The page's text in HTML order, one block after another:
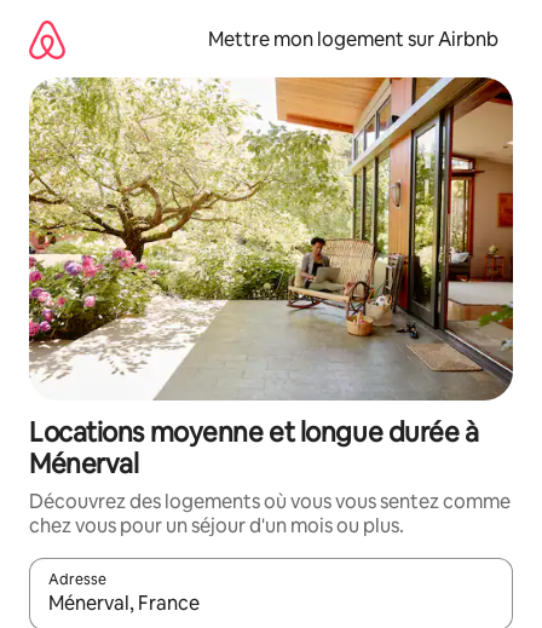
directement
contenu
Mettre mon logement sur Airbnb
Locations moyenne et longue durée à
Ménerval
Découvrez des logements où vous vous sentez comme
chez vous pour un séjour d'un mois ou plus.
Adresse
Lorsque les résultats s'affichent, utilisez les flèches vers le